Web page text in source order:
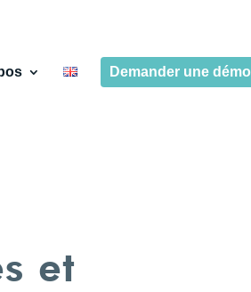
Demander une démo
et